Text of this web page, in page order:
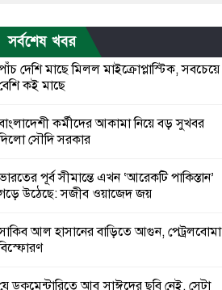
সর্বশেষ খবর
দেশি মাছে মিলল মাইক্রোপ্লাস্টিক, সবচেয়ে
কই মাছে
কর্মীদের আকামা নিয়ে বড় সুখবর
সৌদি সরকার
পূর্ব সীমান্তে এখন ‘আরেকটি পাকিস্তান’
উঠেছে: সজীব ওয়াজেদ জয়
আল হাসানের বাড়িতে আগুন, পেট্রলবোমা
ডকুমেন্টারিতে আবু সাঈদের ছবি নেই, সেটা